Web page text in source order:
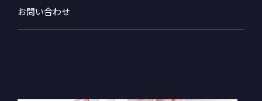
お問い合わせ